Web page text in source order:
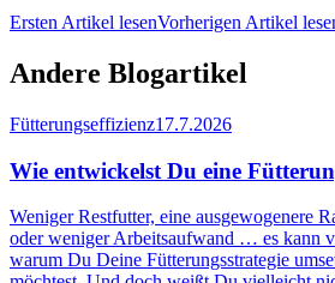
Ersten Artikel lesenVorherigen Artikel
Andere Blogartikel
Fütterungseffizienz17.7.2026
Wie entwickelst Du eine
Weniger Restfutter, eine ausgewogenere
oder weniger Arbeitsaufwand … es kann
warum Du Deine Fütterungsstrategie